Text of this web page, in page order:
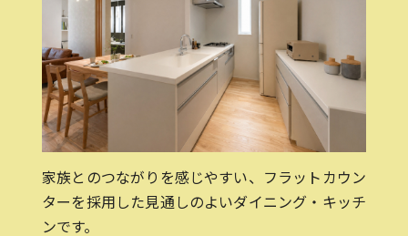
家族とのつながりを感じやすい、フラットカウン
ターを採用した見通しのよいダイニング・キッチ
ンです。